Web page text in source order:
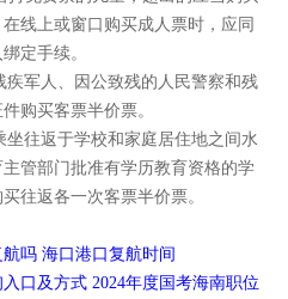
线上或窗口购买成人票时，应同
定手续。
军人、因公致残的人民警察和残
购买客票半价票。
往返于学校和家庭居住地之间水
管部门批准有学历教育资格的学
往返各一次客票半价票。
吗 海口港口复航时间
口及方式 2024年度国考海南职位